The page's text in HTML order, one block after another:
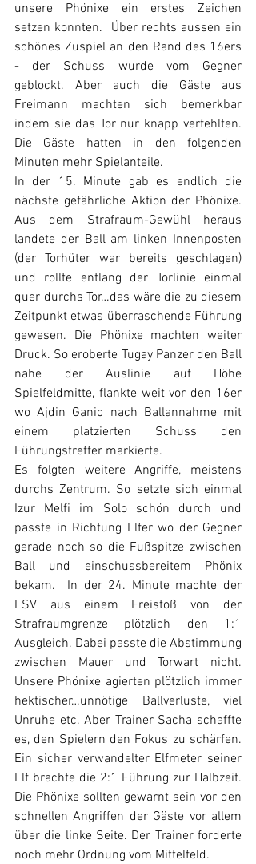
unsere Phönixe ein erstes Zeichen
setzen konnten.  Über rechts aussen ein
schönes Zuspiel an den Rand des 16ers
- der Schuss wurde vom Gegner
geblockt. Aber auch die Gäste aus
Freimann machten sich bemerkbar
indem sie das Tor nur knapp verfehlten.
Die Gäste hatten in den folgenden
Minuten mehr Spielanteile.
In der 15. Minute gab es endlich die
nächste gefährliche Aktion der Phönixe.
Aus dem Strafraum-Gewühl heraus
landete der Ball am linken Innenposten
(der Torhüter war bereits geschlagen)
und rollte entlang der Torlinie einmal
quer durchs Tor…das wäre die zu diesem
Zeitpunkt etwas überraschende Führung
gewesen. Die Phönixe machten weiter
Druck. So eroberte Tugay Panzer den Ball
nahe der Auslinie auf Höhe
Spielfeldmitte, flankte weit vor den 16er
wo Ajdin Ganic nach Ballannahme mit
einem platzierten Schuss den
Führungstreffer markierte.
Es folgten weitere Angriffe, meistens
durchs Zentrum. So setzte sich einmal
Izur Melfi im Solo schön durch und
passte in Richtung Elfer wo der Gegner
gerade noch so die Fußspitze zwischen
Ball und einschussbereitem Phönix
bekam.  In der 24. Minute machte der
ESV aus einem Freistoß von der
Strafraumgrenze plötzlich den 1:1
Ausgleich. Dabei passte die Abstimmung
zwischen Mauer und Torwart nicht.
Unsere Phönixe agierten plötzlich immer
hektischer…unnötige Ballverluste, viel
Unruhe etc. Aber Trainer Sacha schaffte
es, den Spielern den Fokus zu schärfen.
Ein sicher verwandelter Elfmeter seiner
Elf brachte die 2:1 Führung zur Halbzeit.
Die Phönixe sollten gewarnt sein vor den
schnellen Angriffen der Gäste vor allem
über die linke Seite. Der Trainer forderte
noch mehr Ordnung vom Mittelfeld.